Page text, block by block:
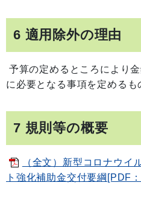
6 適用除外の理由
予算の定めるところにより
に必要となる事項を定めるも
7 規則等の概要
（全文）新型コロナウイ
ト強化補助金交付要綱[PDF